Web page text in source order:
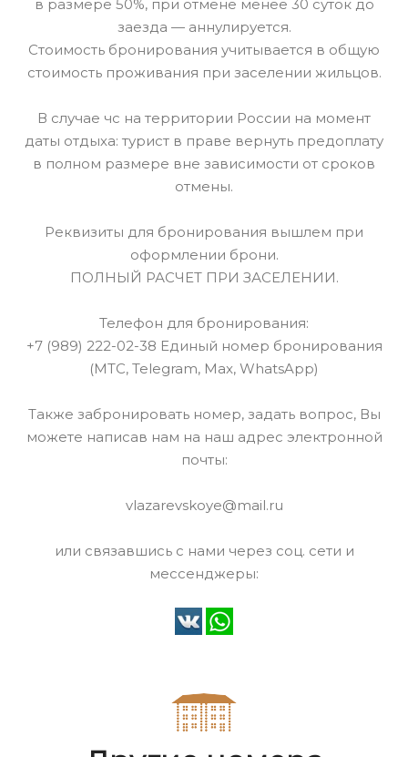
в размере 50%, при отмене менее 30 суток до
заезда — аннулируется.
Стоимость бронирования учитывается в общую
стоимость проживания при заселении жильцов.
В случае чс на территории России на момент
даты отдыха: турист в праве вернуть предоплату
в полном размере вне зависимости от сроков
отмены.
Реквизиты для бронирования вышлем при
оформлении брони.
ПОЛНЫЙ РАСЧЕТ ПРИ ЗАСЕЛЕНИИ.
Телефон для бронирования:
+7 (989) 222-02-38 Единый номер бронирования
(МТС, Telegram, Max, WhatsApp)
Также забронировать номер, задать вопрос, Вы
можете написав нам на наш адрес электронной
почты:
vlazarevskoye@mail.ru
или связавшись с нами через соц. сети и
мессенджеры: